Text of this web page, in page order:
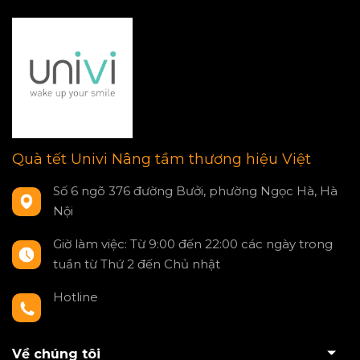
Quà tết Univi Nâng tầm thương hiệu Việt
Số 6 ngõ 376 đường Bưởi, phường Ngọc Hà, Hà
Nội
Giờ làm việc: Từ 9:00 đến 22:00 các ngày trong
tuần từ Thứ 2 đến Chủ nhật
Hotline
Về chúng tôi